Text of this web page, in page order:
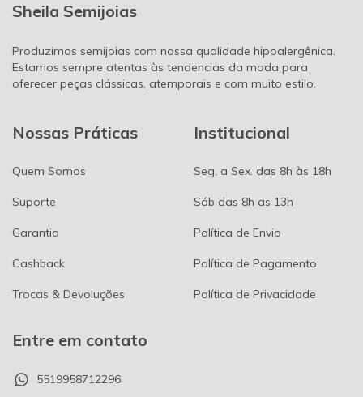
Sheila Semijoias
Produzimos semijoias com nossa qualidade hipoalergênica.
Estamos sempre atentas às tendencias da moda para
oferecer peças clássicas, atemporais e com muito estilo.
Nossas Práticas
Quem Somos
Suporte
Garantia
Cashback
Trocas & Devoluções
Institucional
Seg. a Sex. das 8h às 18h
Sáb das 8h as 13h
Política de Envio
Política de Pagamento
Política de Privacidade
Entre em contato
5519958712296